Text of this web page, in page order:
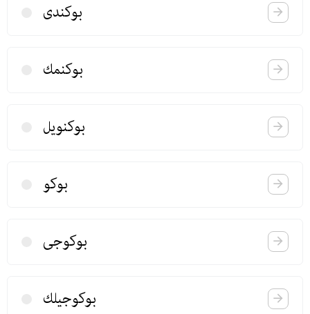
بوكندی
بوكنمك
بوكنویل
بوكو
بوكوجی
بوكوجیلك